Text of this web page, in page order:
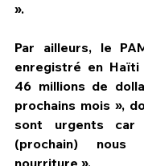
».
Par ailleurs, le
enregistré en
46 millions de
prochains mois »,
sont urgents car
(prochain)
nourriture ».